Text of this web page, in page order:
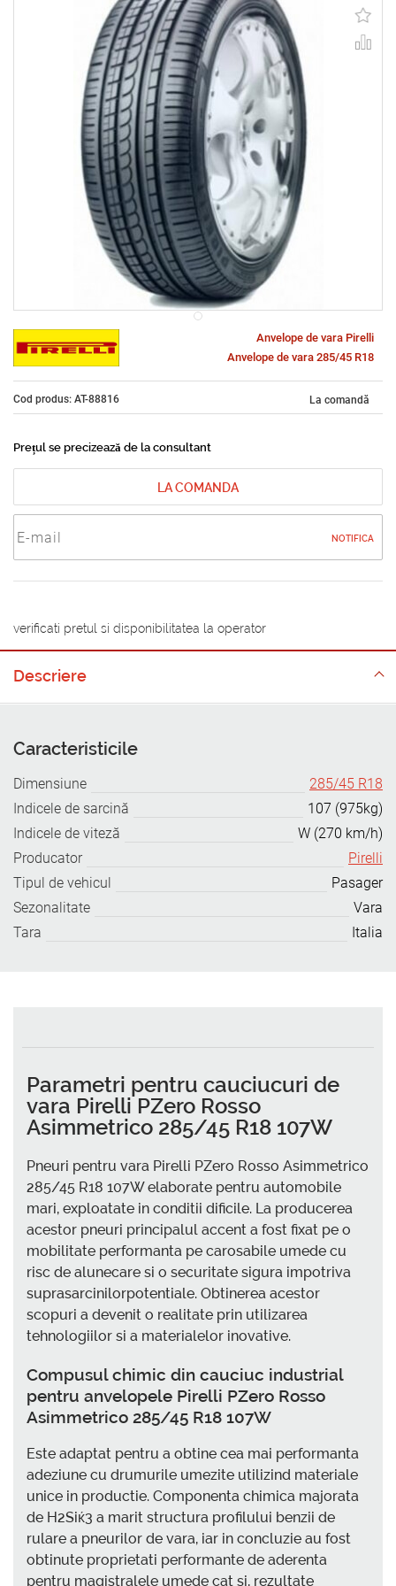
Anvelope de vara Pirelli
Anvelope de vara 285/45 R18
Cod produs: AT-88816 La comandă
Prețul se precizează de la consultant
LA COMANDA
NOTIFICA
verificati pretul si disponibilitatea la operator
Descriere
Caracteristicile
Dimensiune
285/45 R18
Indicele de sarcină
107 (975kg)
Indicele de viteză
W (270 km/h)
Producator
Pirelli
Tipul de vehicul
Pasager
Sezonalitate
Vara
Tara
Italia
Parametri pentru cauciucuri de
vara Pirelli PZero Rosso
Asimmetrico 285/45 R18 107W
Pneuri pentru vara Pirelli PZero Rosso Asimmetrico
285/45 R18 107W elaborate pentru automobile
mari, exploatate in conditii dificile. La producerea
acestor pneuri principalul accent a fost fixat pe o
mobilitate performanta pe carosabile umede cu
risc de alunecare si o securitate sigura impotriva
suprasarcinilorpotentiale. Obtinerea acestor
scopuri a devenit o realitate prin utilizarea
tehnologiilor si a materialelor inovative.
Compusul chimic din cauciuc industrial
pentru anvelopele Pirelli PZero Rosso
Asimmetrico 285/45 R18 107W
Este adaptat pentru a obtine cea mai performanta
adeziune cu drumurile umezite utilizind materiale
unice in productie. Componenta chimica majorata
de H2Siќ3 a marit structura profilului benzii de
rulare a pneurilor de vara, iar in concluzie au fost
obtinute proprietati performante de aderenta
pentru magistralele umede cat si, rezultate